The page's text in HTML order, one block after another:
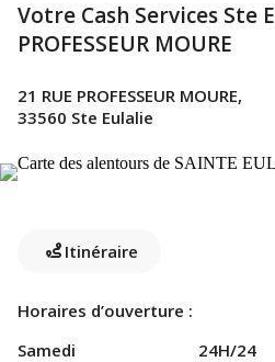
Votre Cash Services Ste
PROFESSEUR MOURE
21 RUE PROFESSEUR MOURE,
33560 Ste Eulalie
Itinéraire
Horaires d’ouverture :
Samedi
24H/24